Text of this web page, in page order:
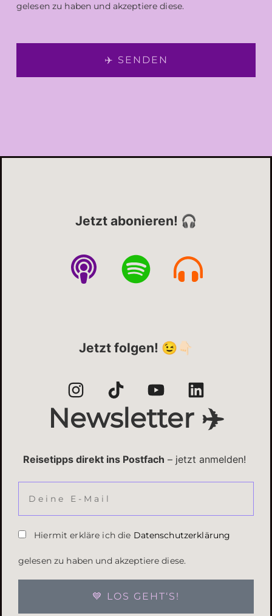
gelesen zu haben und akzeptiere diese.
✈️ SENDEN
Jetzt abonieren! 🎧
Jetzt folgen! 😉👇🏻
Newsletter ✈️
Reisetipps direkt ins Postfach – jetzt anmelden!
Hiermit erkläre ich die Datenschutzerklärung
gelesen zu haben und akzeptiere diese.
💙 LOS GEHT‘S!